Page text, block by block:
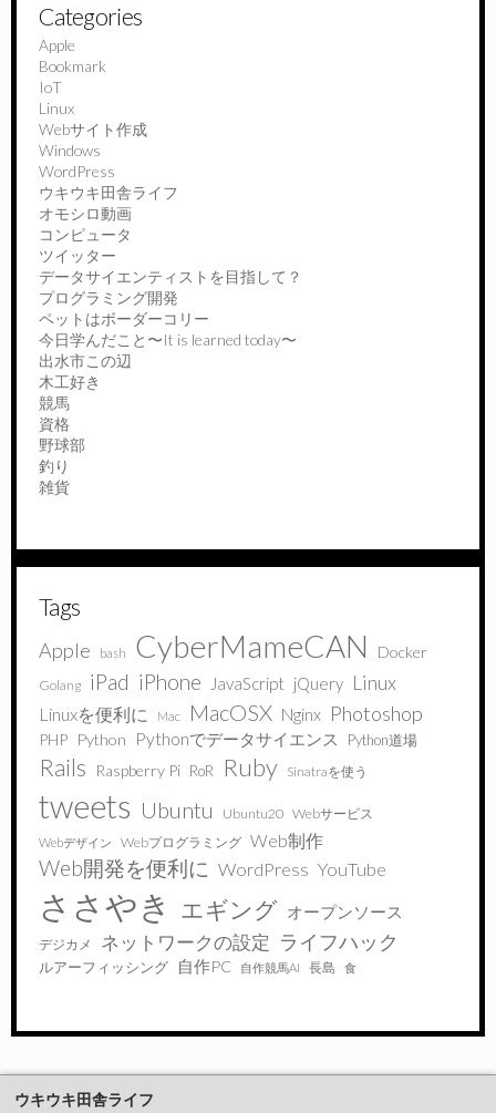
ー
ジ
送
り
Categories
Apple
Bookmark
IoT
Linux
Webサイト作成
Windows
WordPress
ウキウキ田舎ライフ
オモシロ動画
コンピュータ
ツイッター
データサイエンティストを目指して？
プログラミング開発
ペットはボーダーコリー
今日学んだこと〜It is learned today〜
出水市この辺
木工好き
競馬
資格
野球部
釣り
雑貨
Tags
Apple bash CyberMameCAN Docker
Golang iPad iPhone JavaScript jQuery Linux
Linuxを便利に Mac MacOSX Nginx Photoshop
PHP Python Pythonでデータサイエンス Python道場
Rails Raspberry Pi RoR Ruby Sinatraを使う
tweets Ubuntu Ubuntu20 Webサービス
Webデザイン Webプログラミング Web制作
Web開発を便利に WordPress YouTube
ささやき エギング オープンソース
デジカメ ネットワークの設定 ライフハック
ルアーフィッシング 自作PC 自作競馬AI 長島 食
ウキウキ田舎ライフ